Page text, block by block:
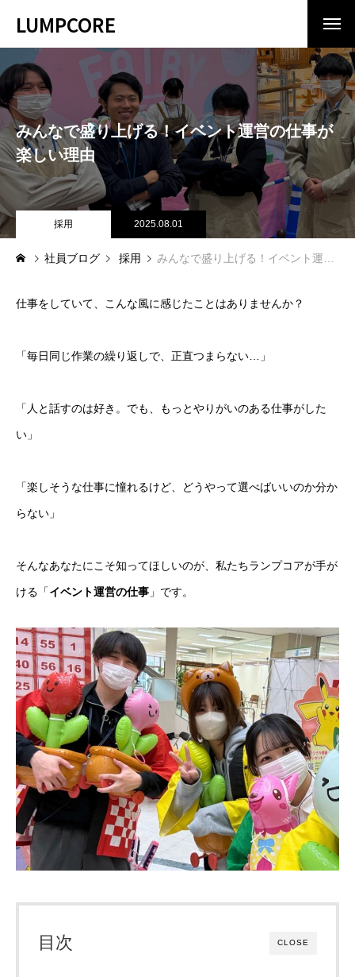
LUMPCORE
COMPANY 会社情報
ランプコアとは
No.1ベンチャー企業ランプコアの秘密
INTERVIEW スタッフ紹介
CULTURE 夢忠人
BLOG ブログ
RECRUIT 採用情報
PRIVACY POLICY
みんなで盛り上げる！イベント運営の仕事が
楽しい理由
採用 2025.08.01
社員ブログ 採用 みんなで盛り上げる！イベント運営の仕事が楽しい理由
仕事をしていて、こんな風に感じたことはありませんか？
「毎日同じ作業の繰り返しで、正直つまらない…」
「人と話すのは好き。でも、もっとやりがいのある仕事がした
い」
「楽しそうな仕事に憧れるけど、どうやって選べばいいのか分か
らない」
そんなあなたにこそ知ってほしいのが、私たちランプコアが手が
ける「イベント運営の仕事 」です。
CLOSE
目次